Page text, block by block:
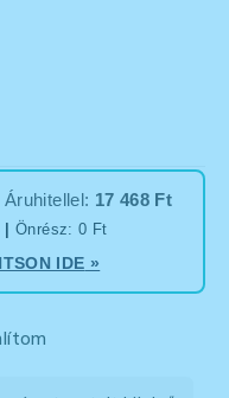
17 468 Ft
| Önrész: 0 Ft
IDE »